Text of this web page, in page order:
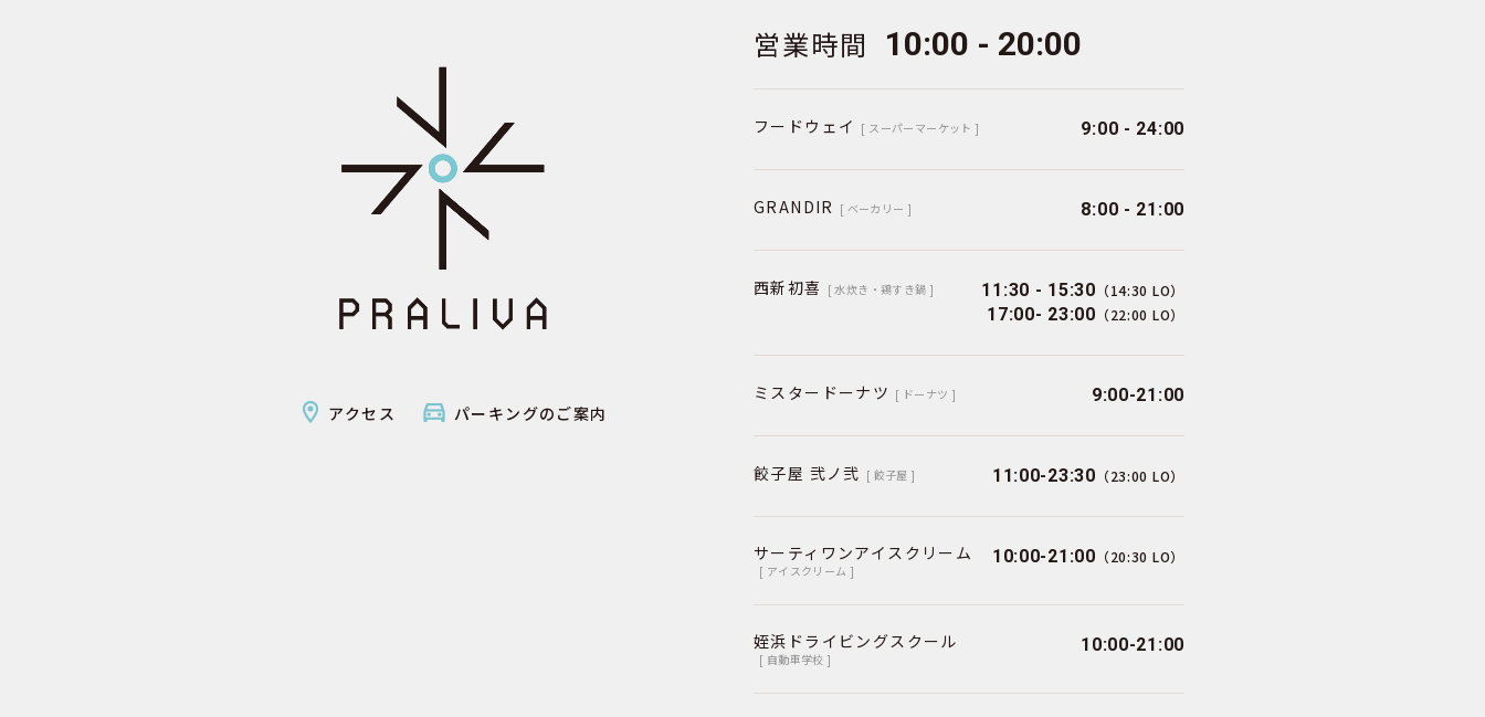
アクセス パーキングのご案内
営業時間 10:00 - 20:00
フードウェイ [ スーパーマーケット ] 9:00 - 24:00
GRANDIR [ ベーカリー ] 8:00 - 21:00
西新初喜 [ 水炊き・鶏すき鍋 ] 11:30 - 15:30 （14:30 LO）
17:00- 23:00 （22:00 LO）
ミスタードーナツ [ ドーナツ ] 9:00-21:00
餃子屋 弐ノ弐 [ 餃子屋 ] 11:00-23:30 （23:00 LO）
サーティワンアイスクリーム
[ アイスクリーム ]
10:00-21:00 （20:30 LO）
姪浜ドライビングスクール
[ 自動車学校 ]
10:00-21:00